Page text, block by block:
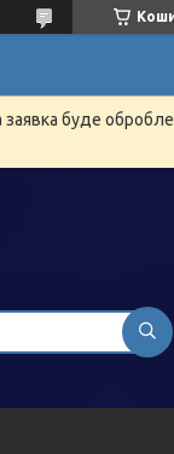
заявка буде